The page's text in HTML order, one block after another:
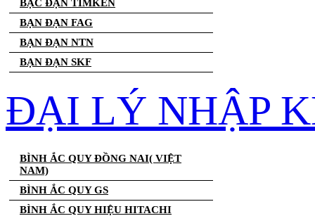
BẠC ĐẠN TIMKEN
BẠN ĐẠN FAG
BẠN ĐẠN NTN
BẠN ĐẠN SKF
ĐẠI LÝ NHẬP
BÌNH ẮC QUY ĐỒNG NAI( VIỆT
NAM)
BÌNH ẮC QUY GS
BÌNH ẮC QUY HIỆU HITACHI